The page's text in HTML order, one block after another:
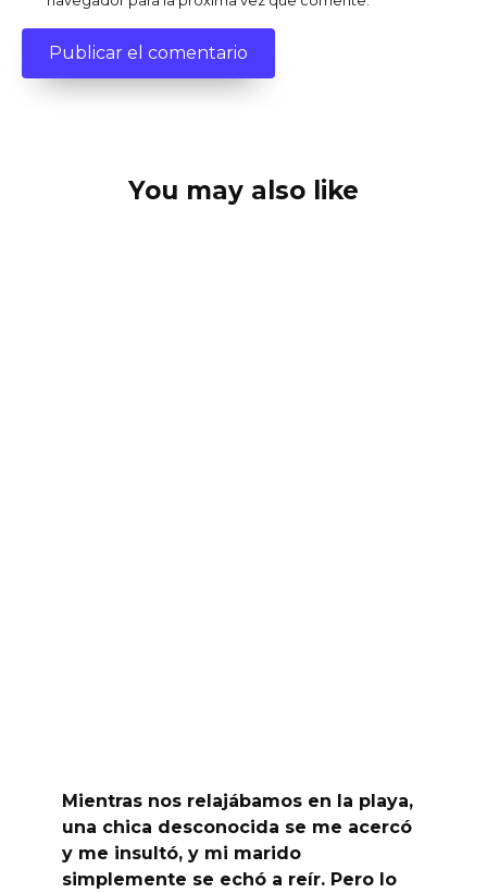
You may also like
Mientras nos relajábamos en la playa,
una chica desconocida se me acercó
y me insultó, y mi marido
simplemente se echó a reír. Pero lo